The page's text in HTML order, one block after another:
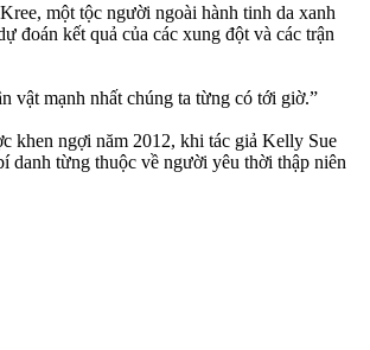
một tộc người ngoài hành tinh da xanh
đoán kết quả của các xung đột và các trận
vật mạnh nhất chúng ta từng có tới giờ.”
khen ngợi năm 2012, khi tác giả Kelly Sue
danh từng thuộc về người yêu thời thập niên